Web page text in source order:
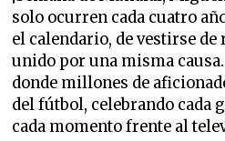
solo ocurren cada cuatro
el calendario, de vestirse
unido por una misma
donde millones de
del fútbol, celebrando cada
cada momento frente al